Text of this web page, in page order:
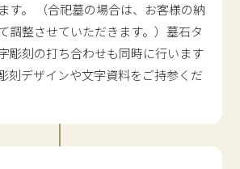
す。 （合祀墓の場合は、お客様の納
調整させていただきます。）墓石タ
彫刻の打ち合わせも同時に行います
刻デザインや文字資料をご持参くだ